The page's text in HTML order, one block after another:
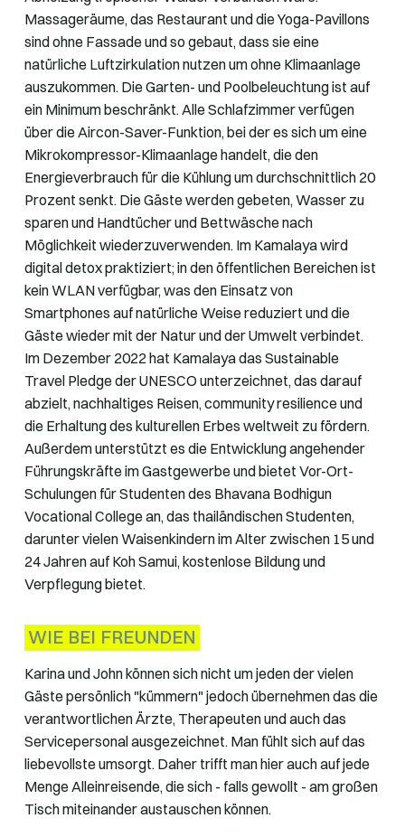
Massageräume, das Restaurant und die Yoga-Pavillons
sind ohne Fassade und so gebaut, dass sie eine
natürliche Luftzirkulation nutzen um ohne Klimaanlage
auszukommen. Die Garten- und Poolbeleuchtung ist auf
ein Minimum beschränkt. Alle Schlafzimmer verfügen
über die Aircon-Saver-Funktion, bei der es sich um eine
Mikrokompressor-Klimaanlage handelt, die den
Energieverbrauch für die Kühlung um durchschnittlich 20
Prozent senkt. Die Gäste werden gebeten, Wasser zu
sparen und Handtücher und Bettwäsche nach
Möglichkeit wiederzuverwenden. Im Kamalaya wird
digital detox praktiziert; in den öffentlichen Bereichen ist
kein WLAN verfügbar, was den Einsatz von
Smartphones auf natürliche Weise reduziert und die
Gäste wieder mit der Natur und der Umwelt verbindet.
Im Dezember 2022 hat Kamalaya das Sustainable
Travel Pledge der UNESCO unterzeichnet, das darauf
abzielt, nachhaltiges Reisen, community resilience und
die Erhaltung des kulturellen Erbes weltweit zu fördern.
Außerdem unterstützt es die Entwicklung angehender
Führungskräfte im Gastgewerbe und bietet Vor-Ort-
Schulungen für Studenten des Bhavana Bodhigun
Vocational College an, das thailändischen Studenten,
darunter vielen Waisenkindern im Alter zwischen 15 und
24 Jahren auf Koh Samui, kostenlose Bildung und
Verpflegung bietet.
WIE BEI FREUNDEN
Karina und John können sich nicht um jeden der vielen
Gäste persönlich "kümmern" jedoch übernehmen das die
verantwortlichen Ärzte, Therapeuten und auch das
Servicepersonal ausgezeichnet. Man fühlt sich auf das
liebevollste umsorgt. Daher trifft man hier auch auf jede
Menge Alleinreisende, die sich - falls gewollt - am großen
Tisch miteinander austauschen können.